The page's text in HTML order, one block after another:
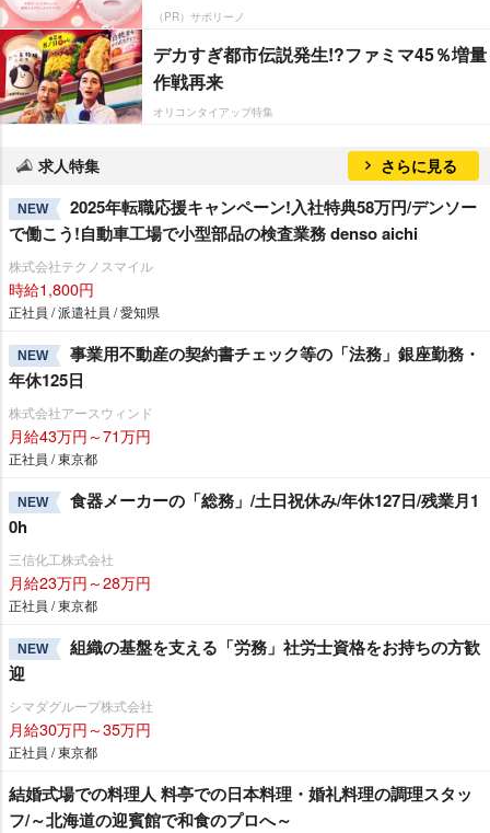
（PR）サボリーノ
デカすぎ都市伝説発生!?ファミマ45％増量
作戦再来
オリコンタイアップ特集
求人特集 さらに見る
NEW
2025年転職応援キャンペーン!入社特典58万円/デンソー
で働こう!自動車工場で小型部品の検査業務 denso aichi
株式会社テクノスマイル
時給1,800円
正社員 / 派遣社員 / 愛知県
NEW
事業用不動産の契約書チェック等の「法務」銀座勤務・
年休125日
株式会社アースウィンド
月給43万円～71万円
正社員 / 東京都
NEW
食器メーカーの「総務」/土日祝休み/年休127日/残業月1
0h
三信化工株式会社
月給23万円～28万円
正社員 / 東京都
NEW
組織の基盤を支える「労務」社労士資格をお持ちの方歓
迎
シマダグループ株式会社
月給30万円～35万円
正社員 / 東京都
結婚式場での料理人 料亭での日本料理・婚礼料理の調理スタッ
フ/～北海道の迎賓館で和食のプロへ～